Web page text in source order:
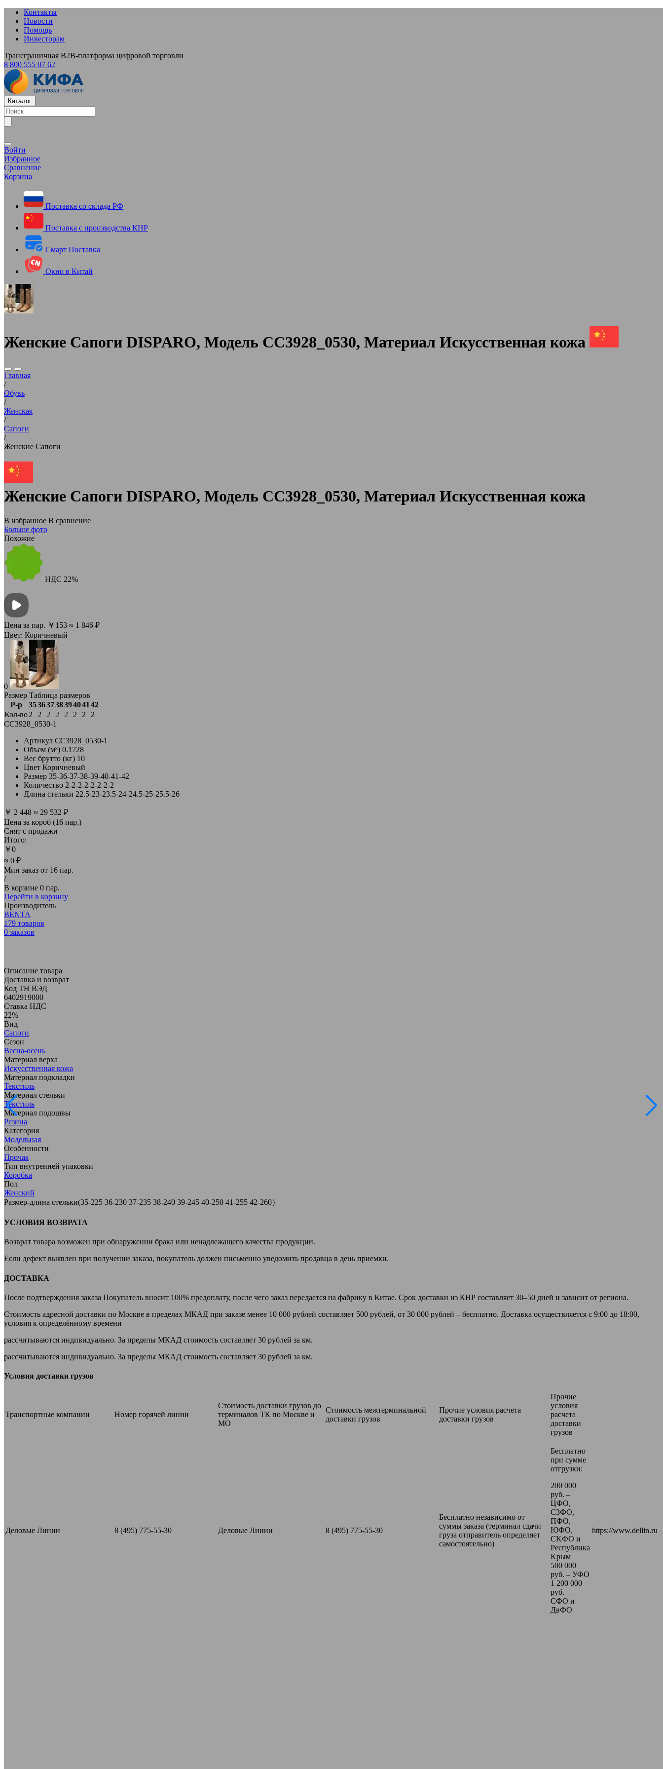
Контакты
Новости
Помощь
Инвесторам
Трансграничная B2B-платформа цифровой торговли
8 800 555 07 62
Каталог
Войти
Избранное
Сравнение
Корзина
Поставка со склада РФ
Поставка с производства КНР
Смарт Поставка
Окно в Китай
Женские Сапоги DISPARO, Модель CC3928_0530, Материал Искусственная кожа
Главная
/
Обувь
/
Женская
/
Сапоги
/
Женские Сапоги
Женские Сапоги DISPARO, Модель CC3928_0530, Материал Искусственная кожа
В избранное В сравнение
Больше фото
Похожие
НДС 22%
Цена за пар. ￥ 153 ≈ 1 846 ₽
Цвет: Коричневый
0
Размер Таблица размеров
Р-р
35363738394041 42
Кол-во2 2 2 2 2 2 2
2
CC3928_0530-1
Артикул CC3928_0530-1
Объем (м³) 0.1728
Вес брутто (кг) 10
Цвет Коричневый
Размер 35-36-37-38-39-40-41-42
Количество 2-2-2-2-2-2-2-2
Длина стельки 22.5-23-23.5-24-24.5-25-25.5-26
￥ 2 448 ≈ 29 532 ₽
Цена за короб (16 пар.)
Снят с продажи
Итого:
￥0
≈ 0 ₽
Мин заказ от 16 пар.
/
В корзине 0 пар.
Перейти в корзину
Производитель
BENTA
179 товаров
0 заказов
Описание товара
Доставка и возврат
Код ТН ВЭД
6402919000
Ставка НДС
22%
Вид
Сапоги
Сезон
Весна-осень
Материал верха
Искусственная кожа
Материал подкладки
Текстиль
Материал стельки
Текстиль
Материал подошвы
Резина
Категория
Модельная
Особенности
Прочая
Тип внутренней упаковки
Коробка
Пол
Женский
Размер-длина стельки(35-225 36-230 37-235 38-240 39-245 40-250 41-255 42-260）
УСЛОВИЯ ВОЗВРАТА
Возврат товара возможен при обнаружении брака или ненадлежащего качества продукции.
Если дефект выявлен при получении заказа, покупатель должен письменно уведомить продавца в день приемки.
ДОСТАВКА
После подтверждения заказа Покупатель вносит 100% предоплату, после чего заказ передается на фабрику в Китае. Срок доставки из КНР составляет 30–50 дней и зависит от региона.
Стоимость адресной доставки по Москве в пределах МКАД при заказе менее 10 000 рублей составляет 500 рублей, от 30 000 рублей – бесплатно. Доставка осуществляется с 9:00 до 18:00,
условия к определённому времени
рассчитываются индивидуально. За пределы МКАД стоимость составляет 30 рублей за км.
рассчитываются индивидуально. За пределы МКАД стоимость составляет 30 рублей за км.
Условия доставки грузов
Транспортные компании Номер горячей линии
Стоимость доставки грузов до
терминалов ТК по Москве и
МО
Стоимость межтерминальной
доставки грузов
Прочие условия расчета
доставки грузов
Прочие
условия
расчета
доставки
грузов
Деловые Линии 8 (495) 775-55-30 Деловые Линии 8 (495) 775-55-30
Бесплатно независимо от
суммы заказа (терминал сдачи
груза отправитель определяет
самостоятельно)
Бесплатно
при сумме
отгрузки:
200 000
pyб. –
ЦФО,
C3ФO,
ПФO,
ЮФO,
CKФО и
Pecпyблика
Kрым
500 000
pyб. – УФО
1 200 000
руб. – –
СФО и
ДвФО
https://www.dellin.ru